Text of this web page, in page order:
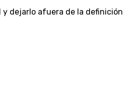
dejarlo afuera de la definición